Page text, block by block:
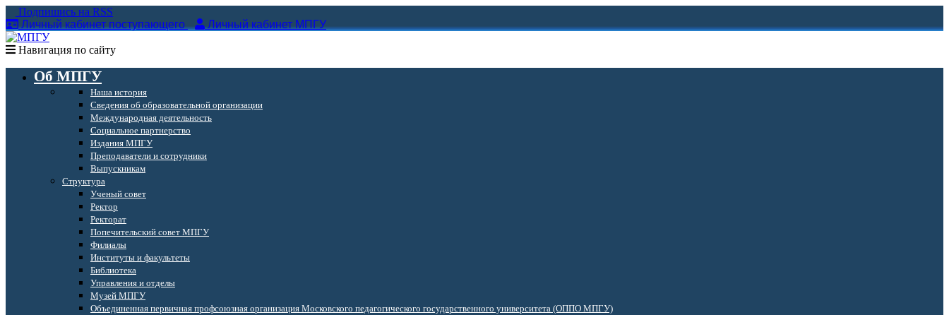
Подпишись на RSS
Личный кабинет поступающего
Личный кабинет МПГУ
Навигация по сайту
Об МПГУ
Наша история
Сведения об образовательной организации
Международная деятельность
Социальное партнерство
Издания МПГУ
Преподаватели и сотрудники
Выпускникам
Структура
Ученый совет
Ректор
Ректорат
Попечительский совет МПГУ
Филиалы
Институты и факультеты
Библиотека
Управления и отделы
Музей МПГУ
Объединенная первичная профсоюзная организация Московского педагогического государственного университета (ОППО МПГУ)